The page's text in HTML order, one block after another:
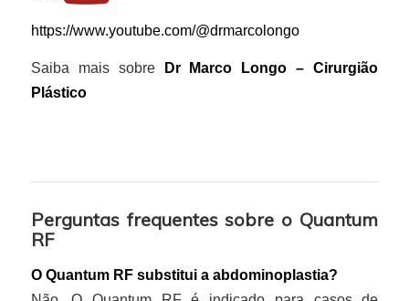
https://www.youtube.com/@drmarcolongo
Saiba mais sobre Dr Marco Longo – Cirurgião
Plástico
Perguntas frequentes sobre o Quantum
RF
O Quantum RF substitui a abdominoplastia?